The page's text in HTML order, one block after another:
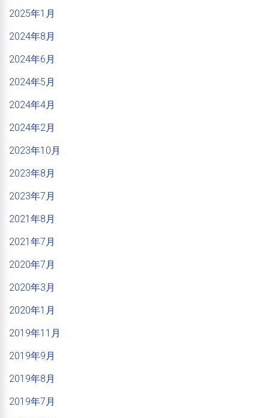
2025年1月
2024年8月
2024年6月
2024年5月
2024年4月
2024年2月
2023年10月
2023年8月
2023年7月
2021年8月
2021年7月
2020年7月
2020年3月
2020年1月
2019年11月
2019年9月
2019年8月
2019年7月